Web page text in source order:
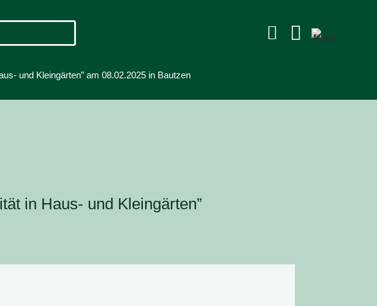
 
und Kleingärten” am 08.02.2025 in Bautzen
in Haus- und Kleingärten”